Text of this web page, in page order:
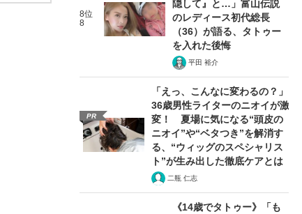
8位
8
隠して』と…」富山伝説
のレディース初代総長
（36）が語る、タトゥー
を入れた後悔
平田 裕介
PR
「えっ、こんなに変わるの？」
36歳男性ライターのニオイが激
変！ 夏場に気になる“頭皮の
ニオイ”や“ベタつき”を解消す
る、“ウィッグのスペシャリス
ト”が生み出した徹底ケアとは
二瓶 仁志
《14歳でタトゥー》「も